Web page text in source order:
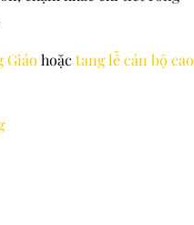
Giáo hoặc tang lễ cán bộ cao